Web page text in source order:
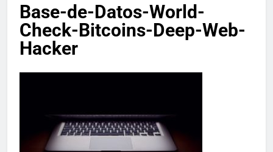
Base-de-Datos-World-
Check-Bitcoins-Deep-Web-
Hacker